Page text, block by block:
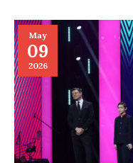
May
09
2026